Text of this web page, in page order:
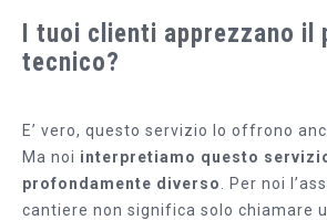
I tuoi clienti apprezzano il
tecnico?
E’ vero, questo servizio lo offrono
Ma noi interpretiamo questo
profondamente diverso
. Per noi
cantiere non significa solo chiamare